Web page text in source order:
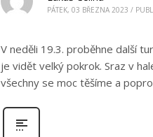
PÁTEK, 03 BŘEZNA 2023 /
V neděli 19.3. proběhne další
je vidět velký pokrok. Sraz v
všechny se moc těšíme a